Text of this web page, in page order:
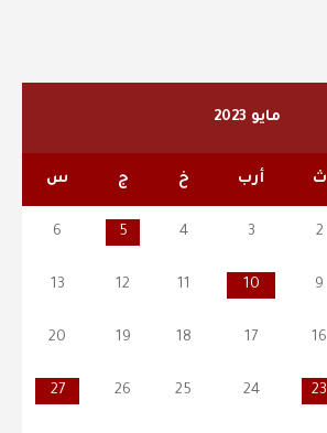
مايو 2023
ث أرب خ ج س
2
3
4
5
6
9
10
11
12
13
16
17
18
19
20
23
24
25
26
27